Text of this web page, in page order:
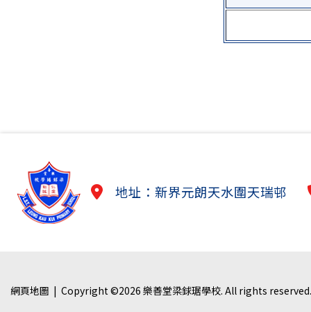
地址：新界元朗天水圍天瑞邨
網頁地圖 | Copyright ©2026 樂善堂梁銶琚學校. All rights reserved.